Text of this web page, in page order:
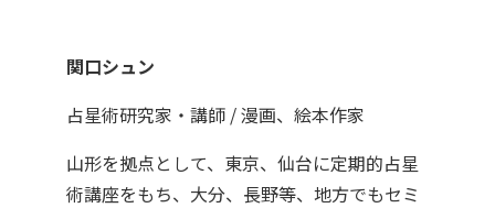
関口シュン
占星術研究家・講師 / 漫画、絵本作家
山形を拠点として、東京、仙台に定期的占星
術講座をもち、大分、長野等、地方でもセミ